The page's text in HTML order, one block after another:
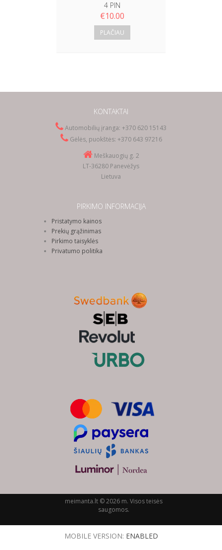
4 PIN
€10.00
PLAČIAU
KONTAKTAI
Automobilių įranga: +370 620 15143
Gėlės, puokštės: +370 643 97216
Meškauogių g. 2
LT-36280 Panevėžys
Lietuva
PIRKIMO INFORMACIJA
Pristatymo kainos
Prekių grąžinimas
Pirkimo taisyklės
Privatumo politika
meimanta.lt © 2026 m. Visos teisės
saugomos.
MOBILE VERSION: ENABLED